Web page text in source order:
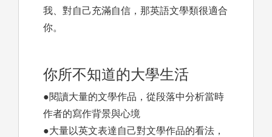
我、對自己充滿自信，那英語文學類很適合
你。
你所不知道的大學生活
●閱讀大量的文學作品，從段落中分析當時
作者的寫作背景與心境
●大量以英文表達自己對文學作品的看法，